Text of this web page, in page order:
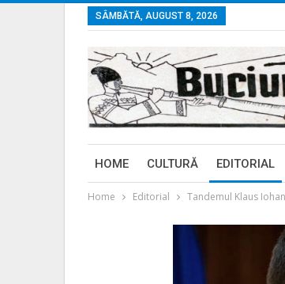
SÂMBĂTĂ, AUGUST 8, 2026
HOME CULTURĂ EDITORIAL
Home Editorial Tandemul Klaus